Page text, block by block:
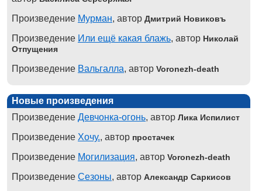
Произведение Мурман, автор Дмитрий Новиковъ
Произведение Или ещё какая блажь, автор Николай
Отпущения
Произведение Вальгалла, автор Voronezh-death
Новые произведения
Произведение Девчонка-огонь, автор Лика Испилист
Произведение Хочу., автор простачек
Произведение Могилизация, автор Voronezh-death
Произведение Сезоны, автор Александр Саркисов